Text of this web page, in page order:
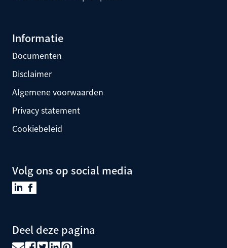
Informatie
Documenten
Disclaimer
Algemene voorwaarden
Privacy statement
Cookiebeleid
Volg ons op social media
Deel deze pagina